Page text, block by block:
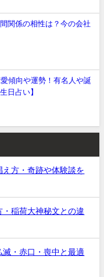
関係の相性は？今の会社
傾向や運勢！有名人や誕
日占い】
方・奇跡や体験談を
稲荷大神秘文との違
・赤口・喪中と最適